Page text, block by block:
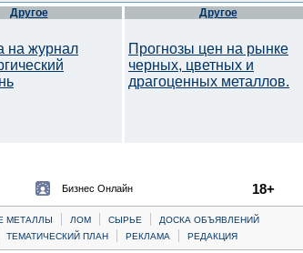
Другое
на журнал
Другое
Прогнозы цен на рынке
черных, цветных и
драгоценных металлов.
Бизнес Онлайн 18+
МЕТАЛЛЫ | ЛОМ | CЫРЬЕ |
ДОСКА ОБЪЯВЛЕНИЙ
ТЕМАТИЧЕСКИЙ ПЛАН | РЕКЛАМА | РЕДАКЦИЯ